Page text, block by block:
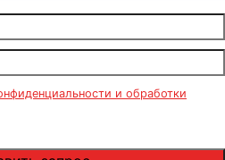
и обработки